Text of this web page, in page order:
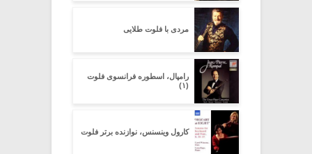
مردی با فلوت طلایی
رامپال، اسطوره فرانسوی فلوت
(۱)
کارول وینسنس، نوازنده برتر فلوت